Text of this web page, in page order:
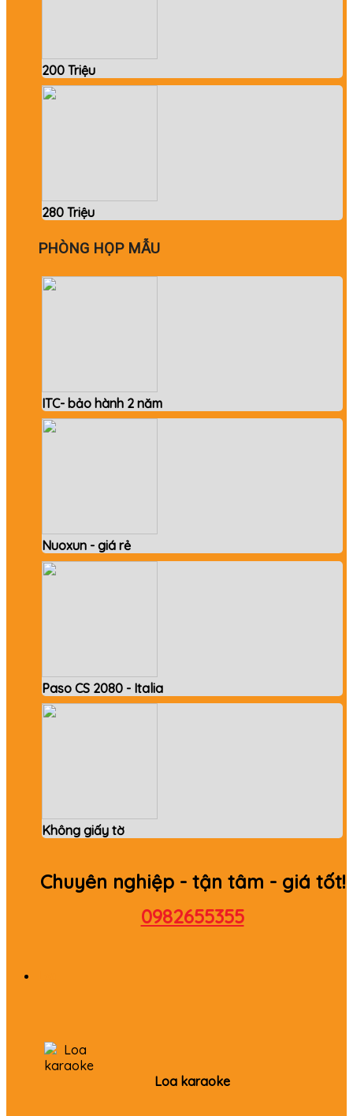
200 Triệu
280 Triệu
PHÒNG HỌP MẪU
ITC- bảo hành 2 năm
Nuoxun - giá rẻ
Paso CS 2080 - Italia
Không giấy tờ
Chuyên nghiệp - tận tâm - giá tốt!
0982655355
Loa karaoke